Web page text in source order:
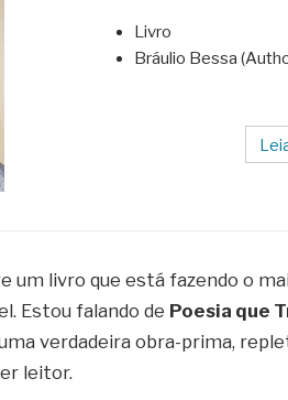
Livro
Bráulio Bessa
um livro que está fazendo o
Estou falando de Poesia que
verdadeira obra-prima,
leitor.